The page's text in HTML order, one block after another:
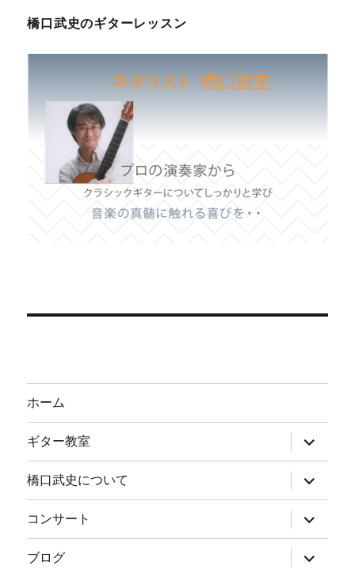
橋口武史のギターレッスン
ホーム
ギター教室
サ
ブ
メ
ニ
ュ
ー
を
展
開
橋口武史について
サ
ブ
メ
ニ
ュ
ー
を
展
コンサート
サ
ブ
メ
ニ
ュ
ブログ
サ
ブ